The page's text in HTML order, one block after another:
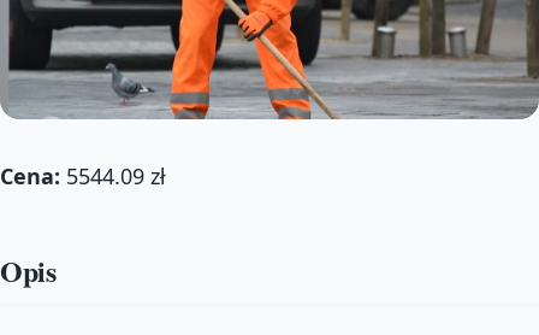
Cena: 5544.09 zł
Opis